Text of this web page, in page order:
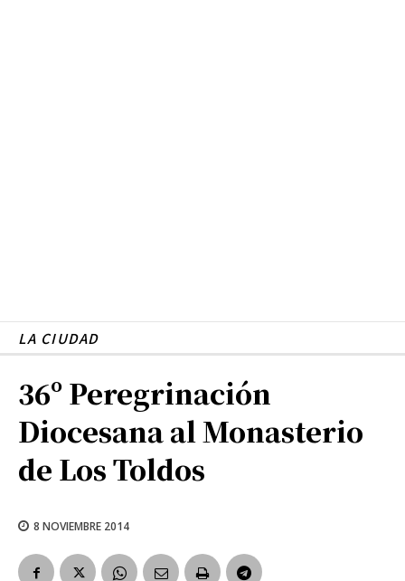
LA CIUDAD
36º Peregrinación
Diocesana al Monasterio
de Los Toldos
8 NOVIEMBRE 2014